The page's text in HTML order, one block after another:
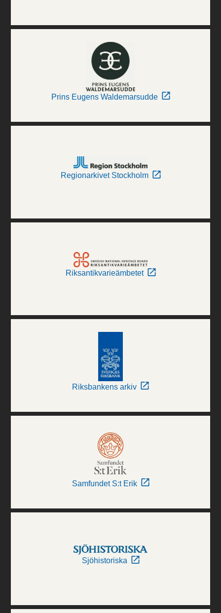
Prins Eugens Waldemarsudde
Regionarkivet Stockholm
Riksantikvarieämbetet
Riksbankens arkiv
Samfundet S:t Erik
Sjöhistoriska